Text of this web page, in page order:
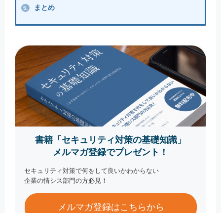
5. まとめ
書籍「セキュリティ対策の基礎知識」
メルマガ登録でプレゼント！
セキュリティ対策で何をして良いかわからない
企業の情シス部門の方必見！
メルマガ登録はこちらから